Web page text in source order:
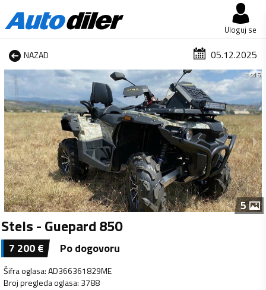
Uloguj se
NAZAD 05.12.2025
1 od 5
5
Stels - Guepard 850
7 200€ Po dogovoru
Šifra oglasa:AD366361829ME
Broj pregleda oglasa: 3788